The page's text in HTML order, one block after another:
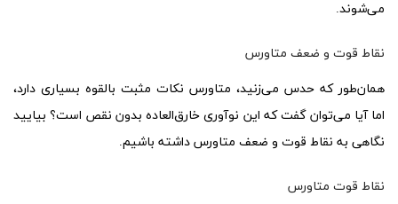
می‌شوند.
نقاط قوت و ضعف متاورس
همان‌طور که حدس می‌زنید، متاورس نکات مثبت بالقوه بسیاری دارد،
اما آیا می‌توان گفت که این نوآوری خارق‌العاده بدون نقص است؟ بیایید
نگاهی به نقاط قوت و ضعف متاورس داشته باشیم.
نقاط قوت متاورس